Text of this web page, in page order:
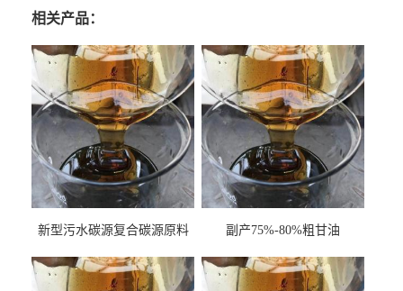
相关产品：
新型污水碳源复合碳源原料
副产75%-80%粗甘油